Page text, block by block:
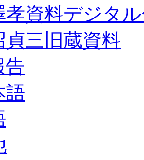
孝資料デジタ
貞三旧蔵資料
告
語